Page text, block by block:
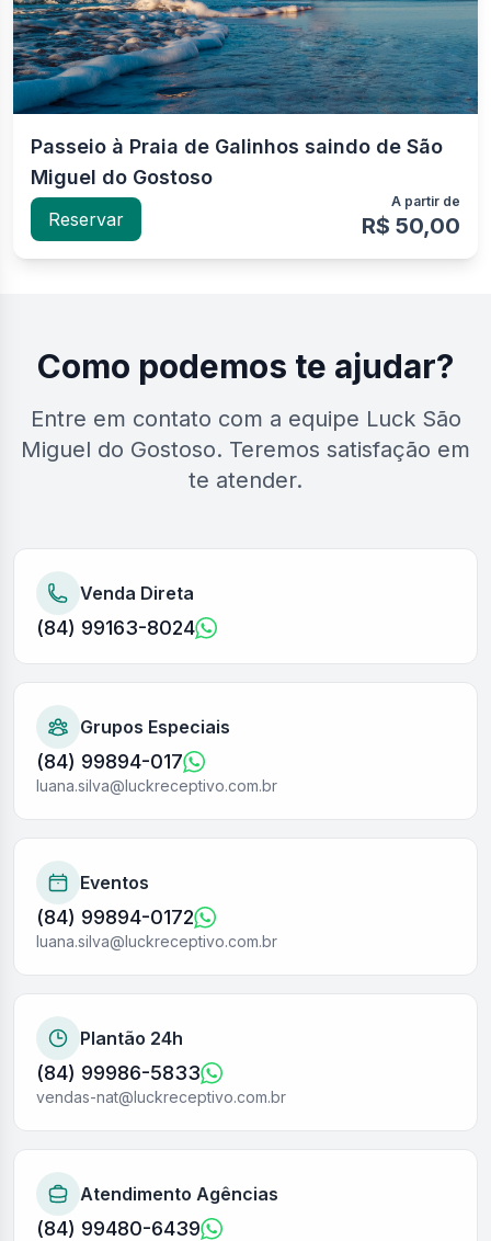
Passeio à Praia de Galinhos saindo de São
Miguel do Gostoso
Reservar
A partir de
R$ 50,00
Como podemos te ajudar?
Entre em contato com a equipe Luck São
Miguel do Gostoso. Teremos satisfação em
te atender.
Venda Direta
(84) 99163-8024
Grupos Especiais
(84) 99894-017
luana.silva@luckreceptivo.com.br
Eventos
(84) 99894-0172
luana.silva@luckreceptivo.com.br
Plantão 24h
(84) 99986-5833
vendas-nat@luckreceptivo.com.br
Atendimento Agências
(84) 99480-6439